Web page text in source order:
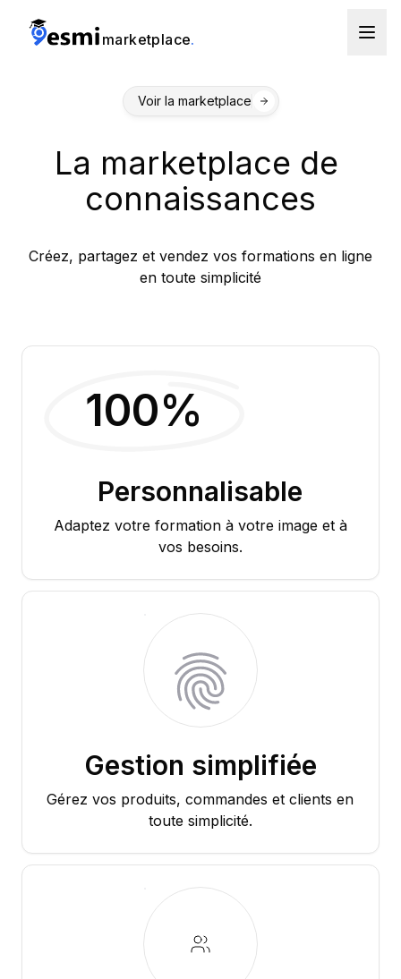
marketplace.
Voir la marketplace
La marketplace de
La marketplace de
connaissances
Créez, partagez et vendez vos formations en ligne
en toute simplicité
100%
Personnalisable
Adaptez votre formation à votre image et à
vos besoins.
Gestion simplifiée
Gérez vos produits, commandes et clients en
toute simplicité.